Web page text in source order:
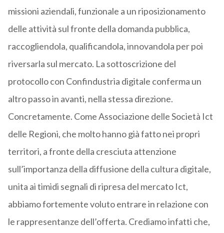
missioni aziendali, funzionale a un riposizionamento
delle attività sul fronte della domanda pubblica,
raccogliendola, qualificandola, innovandola per poi
riversarla sul mercato. La sottoscrizione del
protocollo con Confindustria digitale conferma un
altro passo in avanti, nella stessa direzione.
Concretamente. Come Associazione delle Società Ict
delle Regioni, che molto hanno già fatto nei propri
territori, a fronte della cresciuta attenzione
sull’importanza della diffusione della cultura digitale,
unita ai timidi segnali di ripresa del mercato Ict,
abbiamo fortemente voluto entrare in relazione con
le rappresentanze dell’offerta. Crediamo infatti che,